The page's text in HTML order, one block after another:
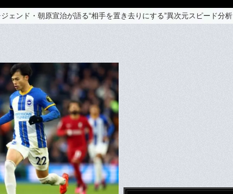
ェンド・朝原宣治が語る“相手を置き去りにする”異次元スピード分析